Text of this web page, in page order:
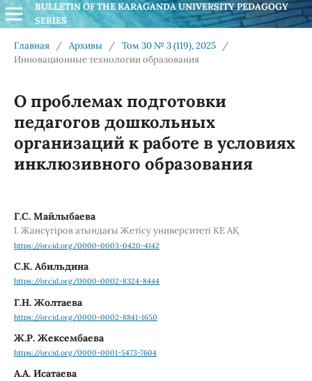
BULLETIN OF THE KARAGANDA UNIVERSITY PEDAGOGY
SERIES
Главная / Архивы / Том 30 № 3 (119), 2025
/
Инновационные технологии образования
О проблемах подготовки
педагогов дошкольных
организаций к работе в условиях
инклюзивного образования
Г.С. Майлыбаева
І. Жансүгіров атындағы Жетісу университеті КЕ АҚ
https://orcid.org/0000-0003-0420-4142
С.К. Абильдина
https://orcid.org/0000-0002-8324-8444
Г.Н. Жолтаева
https://orcid.org/0000-0002-8841-1650
Ж.Р. Жексембаева
https://orcid.org/0000-0001-5473-7604
А.А. Исатаева